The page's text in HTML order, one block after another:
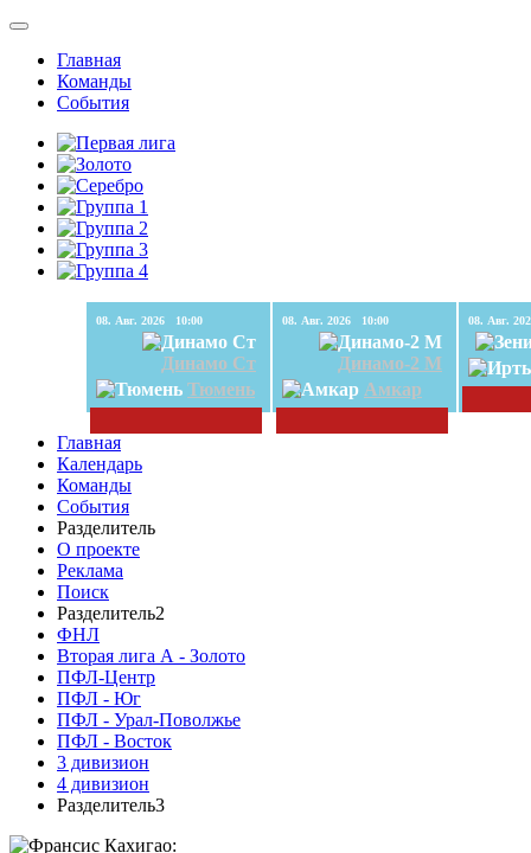
Главная
Команды
События
08. Авг. 2026 10:00
Динамо Ст
Тюмень
08. Авг. 2026 10:00
Динамо-2 М
Амкар
Главная
Календарь
Команды
События
Разделитель
О проекте
Реклама
Поиск
Разделитель2
ФНЛ
Вторая лига А - Золото
ПФЛ-Центр
ПФЛ - Юг
ПФЛ - Урал-Поволжье
ПФЛ - Восток
3 дивизион
4 дивизион
Разделитель3